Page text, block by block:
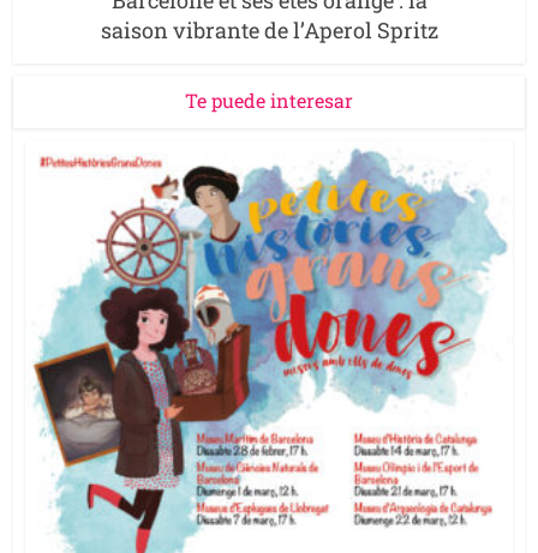
saison vibrante de l’Aperol Spritz
Te puede interesar